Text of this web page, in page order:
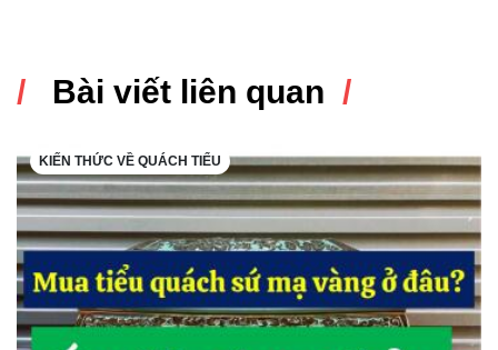
Bài viết liên quan
KIẾN THỨC VỀ QUÁCH TIỂU